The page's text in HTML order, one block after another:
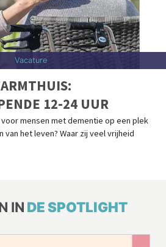
Vacature
12-24 UUR
mensen met dementie op een plek
van het leven? Waar zij veel vrijheid
IN DE SPOTLIGHT